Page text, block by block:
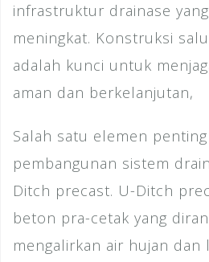
infrastruktur drainase
meningkat. Konstruksi
adalah kunci untuk
aman dan berkelanjutan,
Salah satu elemen
pembangunan sistem
Ditch precast. U-Ditch
beton pra-cetak yang
mengalirkan air hujan dan